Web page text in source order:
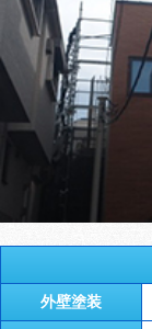
外壁塗装